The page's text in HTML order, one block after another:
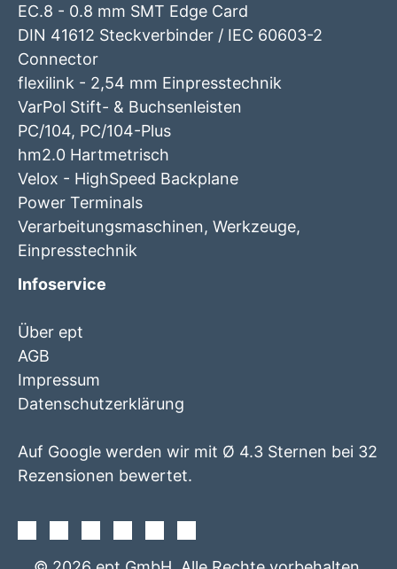
EC.8 - 0.8 mm SMT Edge Card
DIN 41612 Steckverbinder / IEC 60603-2
Connector
flexilink - 2,54 mm Einpresstechnik
VarPol Stift- & Buchsenleisten
PC/104, PC/104-Plus
hm2.0 Hartmetrisch
Velox - HighSpeed Backplane
Power Terminals
Verarbeitungsmaschinen, Werkzeuge,
Einpresstechnik
Infoservice
Über ept
AGB
Impressum
Datenschutzerklärung
Auf Google werden wir mit Ø 4.3 Sternen bei 32
Rezensionen bewertet.